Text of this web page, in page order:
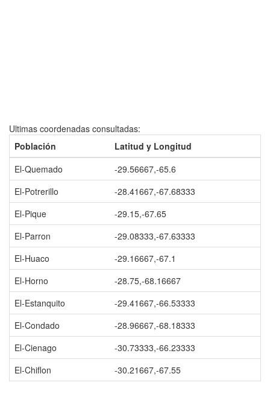
Ultimas coordenadas consultadas:
Población
Latitud y Longitud
El-Quemado
-29.56667,-65.6
El-Potrerillo
-28.41667,-67.68333
El-Pique
-29.15,-67.65
El-Parron
-29.08333,-67.63333
El-Huaco
-29.16667,-67.1
El-Horno
-28.75,-68.16667
El-Estanquito
-29.41667,-66.53333
El-Condado
-28.96667,-68.18333
El-Cienago
-30.73333,-66.23333
El-Chiflon
-30.21667,-67.55